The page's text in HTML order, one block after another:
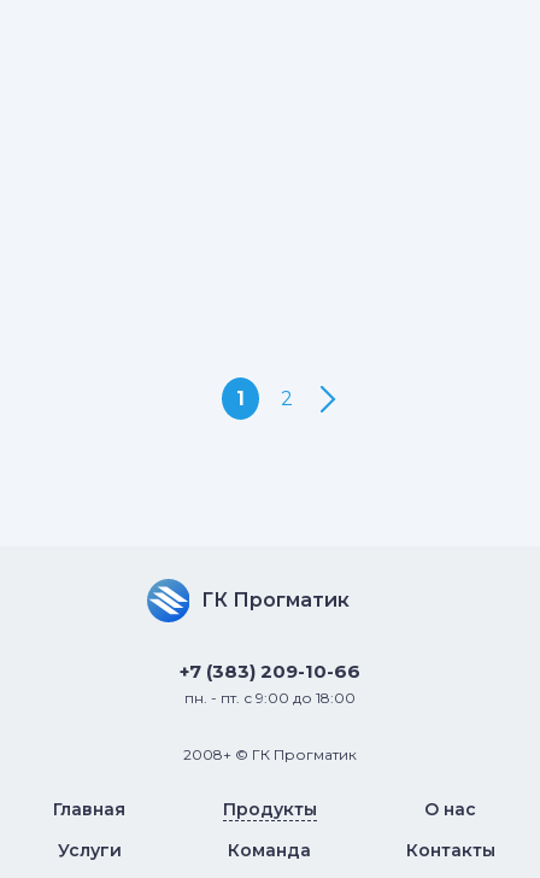
1 2
ГК Прогматик
+7 (383) 209-10-66
пн. - пт. с 9:00 до 18:00
2008+ © ГК Прогматик
Главная Продукты
О нас
Услуги
Команда Контакты